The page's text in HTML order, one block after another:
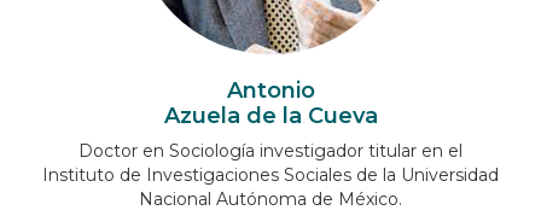
Antonio
Azuela de la Cueva
Doctor en Sociología investigador titular en el
Instituto de Investigaciones Sociales de la Universidad
Nacional Autónoma de México.